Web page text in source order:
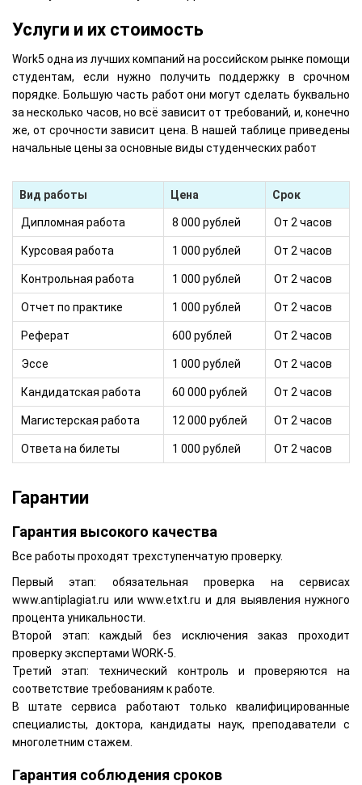
Услуги и их стоимость
Work5 одна из лучших компаний на российском рынке помощи
студентам, если нужно получить поддержку в срочном
порядке. Большую часть работ они могут сделать буквально
за несколько часов, но всё зависит от требований, и, конечно
же, от срочности зависит цена. В нашей таблице приведены
начальные цены за основные виды студенческих работ
Вид работы Цена Срок
Дипломная работа 8 000 рублей От 2 часов
Курсовая работа 1 000 рублей От 2 часов
Контрольная работа 1 000 рублей От 2 часов
Отчет по практике 1 000 рублей От 2 часов
Реферат 600 рублей От 2 часов
Эссе 1 000 рублей От 2 часов
Кандидатская работа 60 000 рублей От 2 часов
Магистерская работа 12 000 рублей От 2 часов
Ответа на билеты 1 000 рублей От 2 часов
Гарантии
Гарантия высокого качества
Все работы проходят трехступенчатую проверку.
Первый этап: обязательная проверка на сервисах
www.antiplagiat.ru или www.etxt.ru и для выявления нужного
процента уникальности.
Второй этап: каждый без исключения заказ проходит
проверку экспертами WORK-5.
Третий этап: технический контроль и проверяются на
соответствие требованиям к работе.
В штате сервиса работают только квалифицированные
специалисты, доктора, кандидаты наук, преподаватели с
многолетним стажем.
Гарантия соблюдения сроков